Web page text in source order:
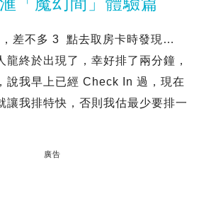
差不多 3 點去取房卡時發現…
龍終於出現了，幸好排了兩分鐘，
說我早上已經 Check In 過，現在
讓我排特快，否則我估最少要排一
廣告